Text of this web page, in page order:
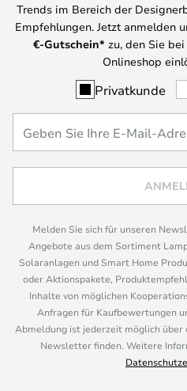
Trends im Bereich der
Empfehlungen. Jetzt anmelden
€-Gutschein* zu, den Sie
Onlineshop
Privatkunde
Melden Sie sich für unseren
Angebote aus dem Sortiment
Solaranlagen und Smart Home
oder Aktionspakete,
Inhalte von möglichen
Anfragen für Kaufbewertungen
Abmeldung ist jederzeit möglich über
Newsletter finden. Weitere